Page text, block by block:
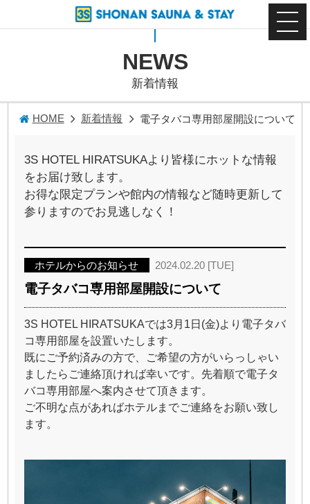
NEWS
新着情報
HOME 新着情報 電子タバコ専用部屋開設について
3S HOTEL HIRATSUKAより皆様にホットな情報
をお届け致します。
お得な限定プランや館内の情報など随時更新して
参りますのでお見逃しなく！
ホテルからのお知らせ 2024.02.20 [TUE]
電子タバコ専用部屋開設について
3S HOTEL HIRATSUKAでは3月1日(金)より電子タバ
コ専用部屋を設置いたします。
既にご予約済みの方で、ご希望の方がいらっしゃい
ましたらご連絡頂ければ幸いです。先着順で電子タ
バコ専用部屋へ案内させて頂きます。
ご不明な点があればホテルまでご連絡をお願い致し
ます。